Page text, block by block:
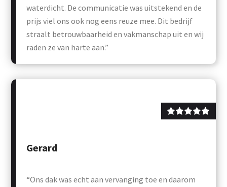
waterdicht. De communicatie was uitstekend en de
prijs viel ons ook nog eens reuze mee. Dit bedrijf
straalt betrouwbaarheid en vakmanschap uit en wij
raden ze van harte aan.”
“Ons dak was echt aan vervanging toe en daarom
Gerard